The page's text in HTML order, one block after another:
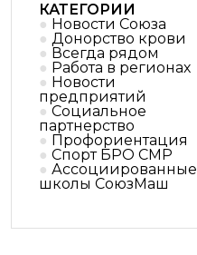
КАТЕГОРИИ
Новости Союза
Донорство крови
Всегда рядом
Работа в регионах
Новости
предприятий
Социальное
партнерствo
Профориентация
Спорт БРО СМР
Ассоциированные
школы СоюзМаш